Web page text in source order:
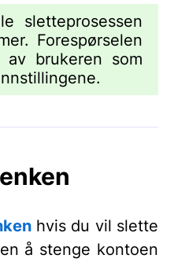
sletteprosessen
Forespørselen
av brukeren som
hvis du vil slette
å stenge kontoen